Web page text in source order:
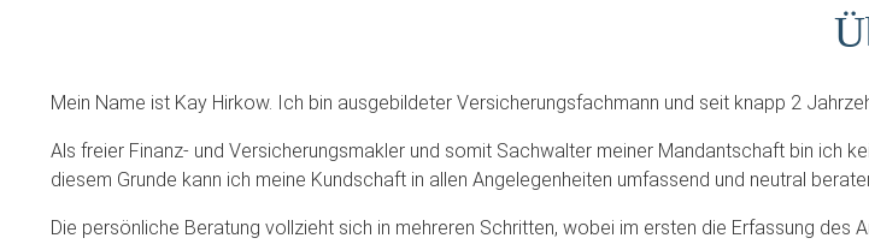
Mein Name ist Kay Hirkow. Ich bin ausgebildeter Versicherungsfachmann und seit knapp 2
Als freier Finanz- und Versicherungsmakler und somit Sachwalter meiner Mandantschaft bin ich
diesem Grunde kann ich meine Kundschaft in allen Angelegenheiten umfassend und neutral
Die persönliche Beratung vollzieht sich in mehreren Schritten, wobei im ersten die Erfassung